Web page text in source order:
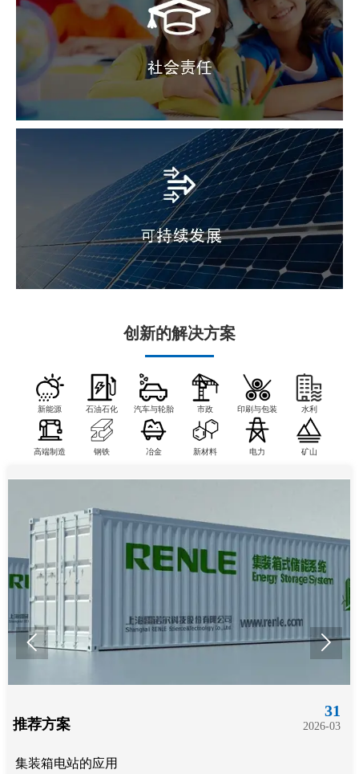
创新的解决方案
新能源 石油石化 汽车与轮胎 市政 印刷与包装 水利
高端制造 钢铁 冶金 新材料 电力 矿山
推荐方案
31
2026-03
集装箱电站的应用
 